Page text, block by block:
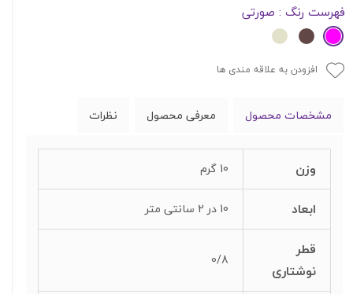
فهرست رنگ : صورتی
افزودن به علاقه مندی ها
مشخصات محصول معرفی محصول نظرات
وزن 10 گرم
ابعاد 10 در 2 سانتی متر
قطر
نوشتاری
0/8